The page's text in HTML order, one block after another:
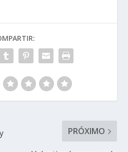
PRÓXIMO